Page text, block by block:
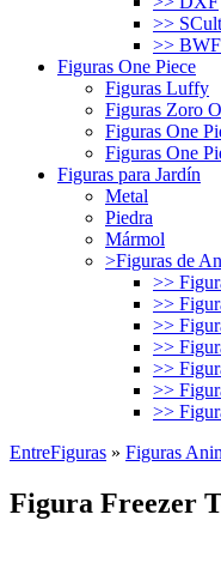
>>
>>
Figuras One Piece
Figuras Luffy
Figuras Zoro
Figuras One
Figuras One
Figuras para Jardín
Metal
Piedra
Mármol
>Figuras de
>>
>>
>>
>>
>>
>>
>>
EntreFiguras » Figuras
Figura Freezer